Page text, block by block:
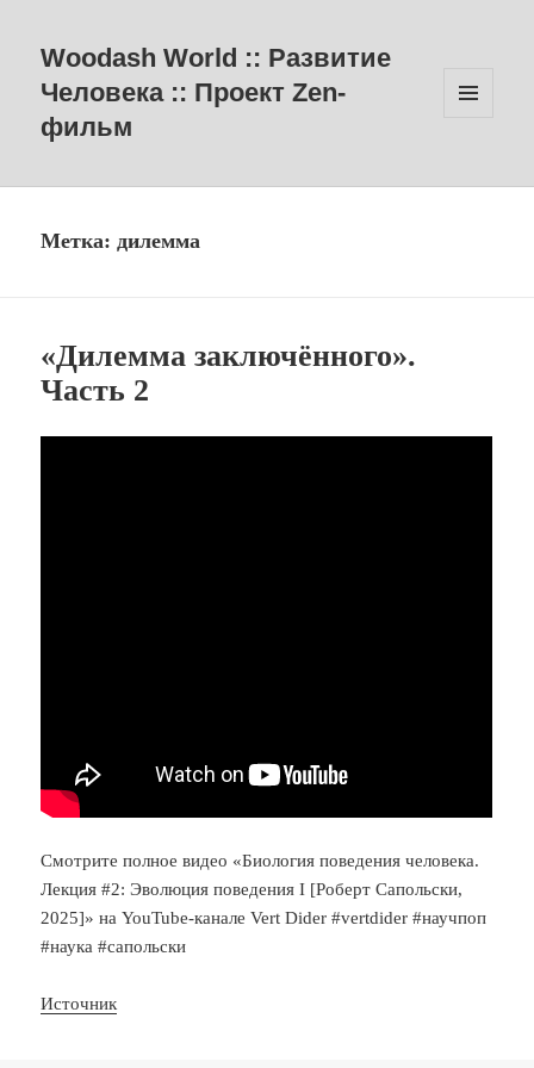
Woodash World :: Развитие
Человека :: Проект Zen-
фильм
Метка:дилемма
«Дилемма заключённого».
Часть 2
Смотрите полное видео «Биология поведения человека.
Лекция #2: Эволюция поведения I [Роберт Сапольски,
2025]» на YouTube-канале Vert Dider #vertdider #научпоп
#наука #сапольски
Источник